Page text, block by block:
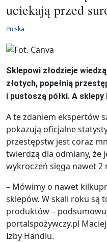
uciekają przed
Polska
Sklepowi złodzieje
złotych, popełnią
i pustoszą półki. A
A te zdaniem ekspertów
pokazują oficjalne
przestępstw jest coraz
twierdzą dla odmiany, że
wykroczeń sięga nawet 2
– Mówimy o nawet
sklepów. W skali roku są
produktów –
portalspożywczy.pl
Izby Handlu.